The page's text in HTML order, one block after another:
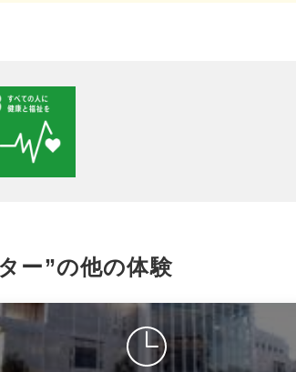
facebook
URLをコピー
ー”の他の体験